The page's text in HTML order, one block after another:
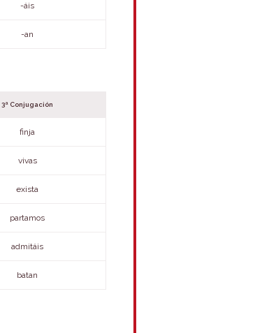
-áis
-an
3ª Conjugación
finja
vivas
exista
partamos
admitáis
batan